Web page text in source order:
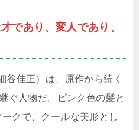
であり、変人であり、
谷佳正）は、原作から続く
ぐ人物だ。ピンク色の髪と
クで、クールな美形とし